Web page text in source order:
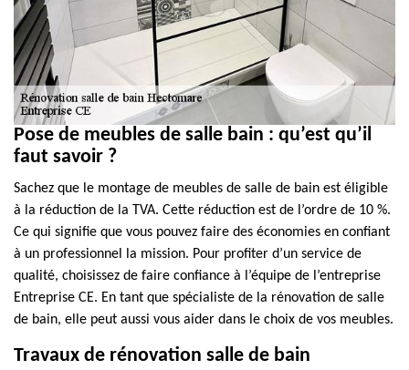
Pose de meubles de salle bain : qu’est qu’il
faut savoir ?
Sachez que le montage de meubles de salle de bain est éligible
à la réduction de la TVA. Cette réduction est de l’ordre de 10 %.
Ce qui signifie que vous pouvez faire des économies en confiant
à un professionnel la mission. Pour profiter d’un service de
qualité, choisissez de faire confiance à l’équipe de l’entreprise
Entreprise CE. En tant que spécialiste de la rénovation de salle
de bain, elle peut aussi vous aider dans le choix de vos meubles.
Travaux de rénovation salle de bain